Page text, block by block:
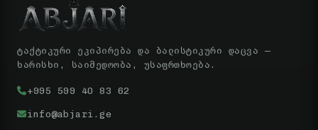
ტაქტიკური ეკიპირება და ბალისტიკური დაცვა —
ხარისხი, საიმედოობა, უსაფრთხოება.
+995 599 40 83 62
info@abjari.ge